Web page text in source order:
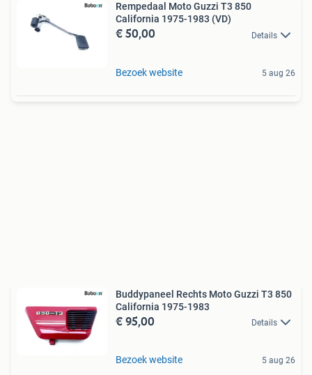
Rempedaal Moto Guzzi T3 850
California 1975-1983 (VD)
€ 50,00 Details
Bezoek website 5 aug 26
Buddypaneel Rechts Moto Guzzi T3 850
California 1975-1983
€ 95,00 Details
Bezoek website 5 aug 26